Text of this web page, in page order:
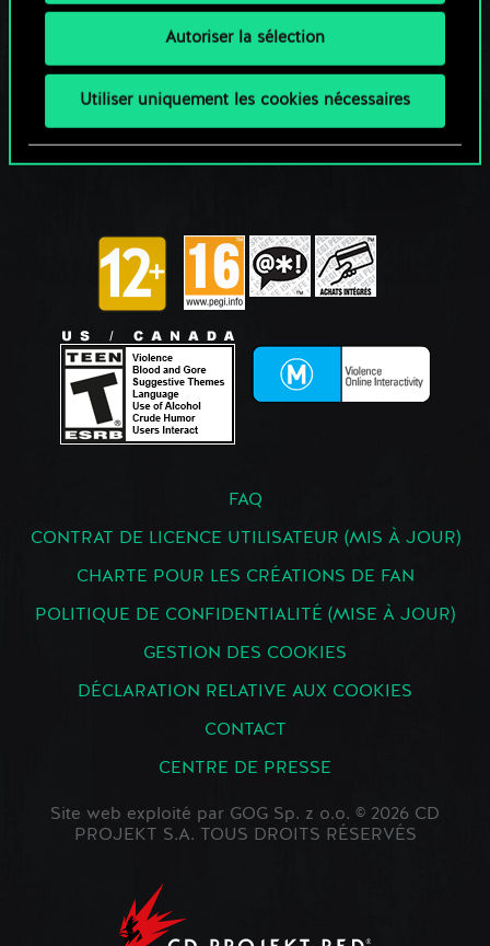
Autoriser la sélection
Utiliser uniquement les cookies nécessaires
FAQ
CONTRAT DE LICENCE UTILISATEUR (MIS À JOUR)
CHARTE POUR LES CRÉATIONS DE FAN
POLITIQUE DE CONFIDENTIALITÉ (MISE À JOUR)
GESTION DES COOKIES
DÉCLARATION RELATIVE AUX COOKIES
CONTACT
CENTRE DE PRESSE
Site web exploité par GOG Sp. z o.o. © 2026 CD
PROJEKT S.A. TOUS DROITS RÉSERVÉS